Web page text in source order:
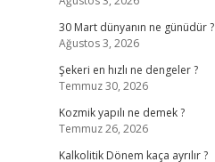
30 Mart dünyanın ne günüdür ?
Ağustos 3, 2026
Şekeri en hızlı ne dengeler ?
Temmuz 30, 2026
Kozmik yapılı ne demek ?
Temmuz 26, 2026
Kalkolitik Dönem kaça ayrılır ?